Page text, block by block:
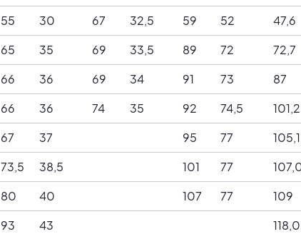
55 30 67 32,5 59 52 47,6
65 35 69 33,5 89 72 72,7
66 36 69 34 91 73 87
66 36 74 35 92 74,5 101,2
67 37 95 77 105,1
73,5 38,5 101 77
80 40 107 77 109
93 43 118,0